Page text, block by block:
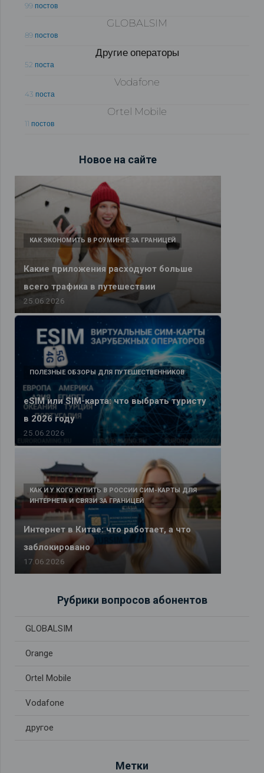
99 постов
GLOBALSIM
89 постов
Другие операторы
52 поста
Vodafone
43 поста
Ortel Mobile
11 постов
Новое на сайте
Какие приложения расходуют больше
всего трафика в путешествии
КАК ЭКОНОМИТЬ В РОУМИНГЕ ЗА ГРАНИЦЕЙ
25.06.2026
eSIM или SIM-карта: что выбрать туристу
в 2026 году
ПОЛЕЗНЫЕ ОБЗОРЫ ДЛЯ ПУТЕШЕСТВЕННИКОВ
25.06.2026
Интернет в Китае: что работает, а что
заблокировано
КАК И У КОГО КУПИТЬ В РОССИИ СИМ-КАРТЫ ДЛЯ
ИНТЕРНЕТА И СВЯЗИ ЗА ГРАНИЦЕЙ
17.06.2026
Рубрики вопросов абонентов
GLOBALSIM
Orange
Ortel Mobile
Vodafone
другое
Метки